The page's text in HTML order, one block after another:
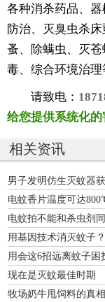
各种消杀药品、
防治、灭臭虫杀
蚤、除螨虫、灭
毒、综合环境治理
请致电：
给您提供系统化的
相关资讯
男子发明仿生灭蚊器
电蚊香片温度可达
电蚊拍不能和杀虫剂
用基因技术消灭蚊子？
用会这6招远离蚊子困
现在是灭蚊最佳时期
牧场奶牛甩饲料的真